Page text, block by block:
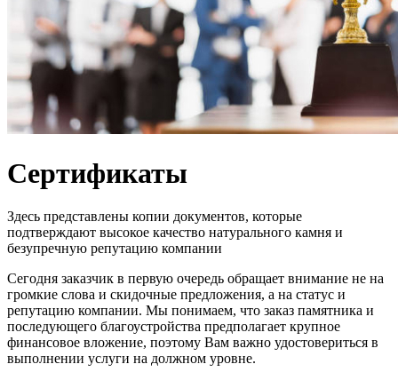
Сертификаты
Здесь представлены копии документов, которые
подтверждают высокое качество натурального камня и
безупречную репутацию компании
Сегодня заказчик в первую очередь обращает внимание не на
громкие слова и скидочные предложения, а на статус и
репутацию компании. Мы понимаем, что заказ памятника и
последующего благоустройства предполагает крупное
финансовое вложение, поэтому Вам важно удостовериться в
выполнении услуги на должном уровне.